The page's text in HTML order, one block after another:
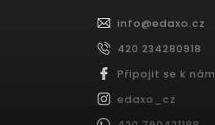
info@edaxo.cz
420 234280918
Připojit se k nám
edaxo_cz